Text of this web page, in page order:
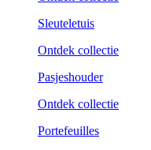
Sleuteletuis
Ontdek collectie
Pasjeshouder
Ontdek collectie
Portefeuilles